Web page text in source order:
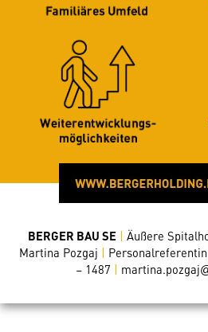
BERGER BAU SE | Äußere
Martina Pozgaj | Personalreferentin
– 1487 | martina.pozgaj